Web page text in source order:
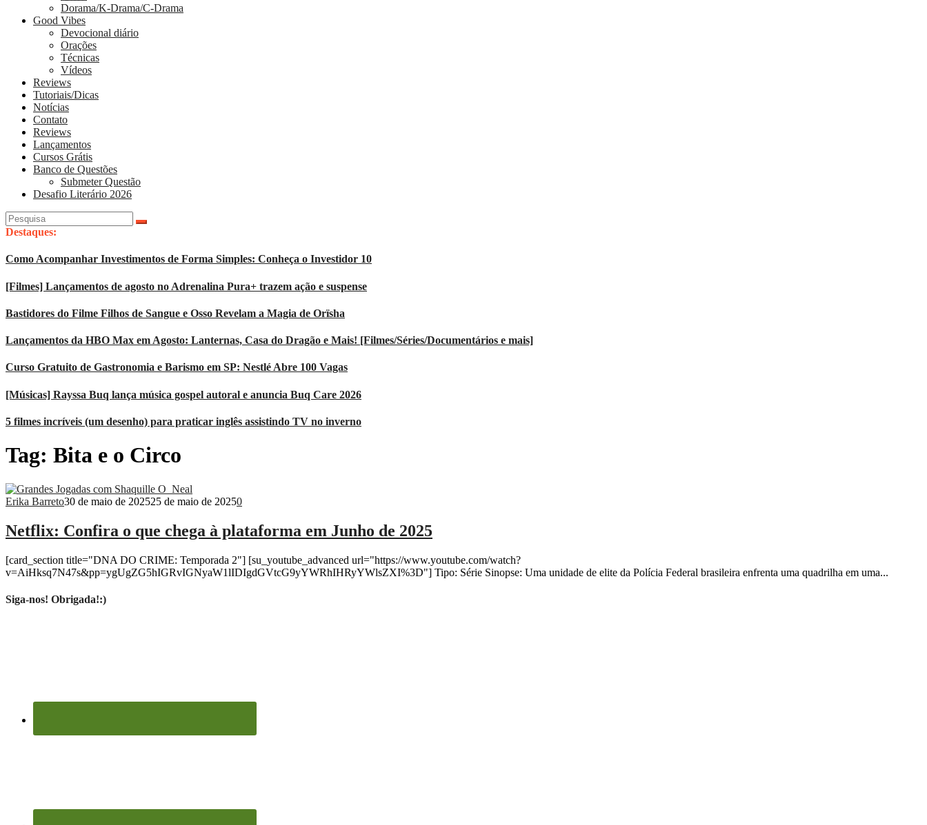
Dorama/K-Drama/C-Drama
Good Vibes
Devocional diário
Orações
Técnicas
Vídeos
Reviews
Tutoriais/Dicas
Notícias
Contato
Reviews
Lançamentos
Cursos Grátis
Banco de Questões
Submeter Questão
Desafio Literário 2026
Pesquisar
por:
Destaques:
Como Acompanhar Investimentos de Forma Simples: Conheça o Investidor 10
[Filmes] Lançamentos de agosto no Adrenalina Pura+ trazem ação e suspense
Bastidores do Filme Filhos de Sangue e Osso Revelam a Magia de Orïsha
Lançamentos da HBO Max em Agosto: Lanternas, Casa do Dragão e Mais! [Filmes/Séries/Documentários e mais]
Curso Gratuito de Gastronomia e Barismo em SP: Nestlé Abre 100 Vagas
[Músicas] Rayssa Buq lança música gospel autoral e anuncia Buq Care 2026
5 filmes incríveis (um desenho) para praticar inglês assistindo TV no inverno
Tag: Bita e o Circo
Erika Barreto30 de maio de 202525 de maio de 20250
Netflix: Confira o que chega à plataforma em Junho de 2025
[card_section title="DNA DO CRIME: Temporada 2"] [su_youtube_advanced url="https://www.youtube.com/watch?
v=AiHksq7N47s&pp=ygUgZG5hIGRvIGNyaW1lIDIgdGVtcG9yYWRhIHRyYWlsZXI%3D"] Tipo: Série Sinopse: Uma unidade de elite da Polícia Federal brasileira enfrenta uma quadrilha em uma...
Siga-nos! Obrigada!:)